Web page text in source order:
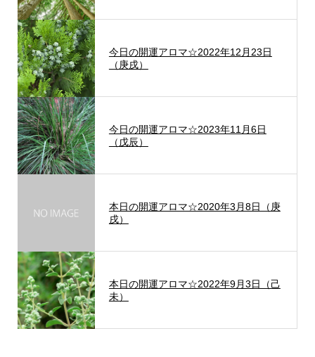
今日の開運アロマ☆2022年12月23日
（庚戌）
今日の開運アロマ☆2023年11月6日
（戊辰）
本日の開運アロマ☆2020年3月8日（庚
戌）
本日の開運アロマ☆2022年9月3日（己
未）